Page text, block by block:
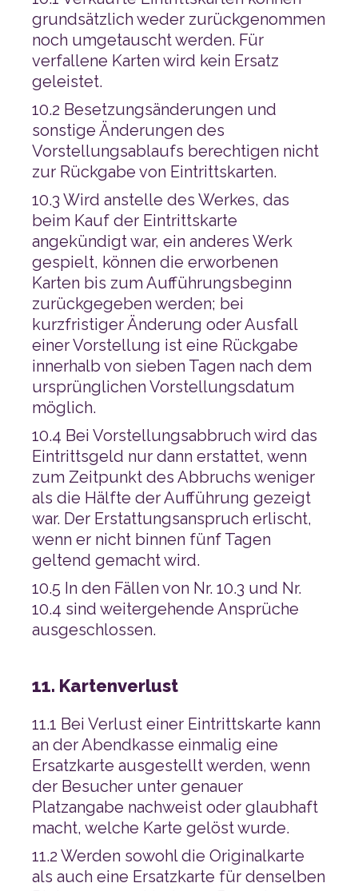
geleistet.
zur Rückgabe von Eintrittskarten.
möglich.
geltend gemacht wird.
ausgeschlossen.
11. Kartenverlust
macht, welche Karte gelöst wurde.